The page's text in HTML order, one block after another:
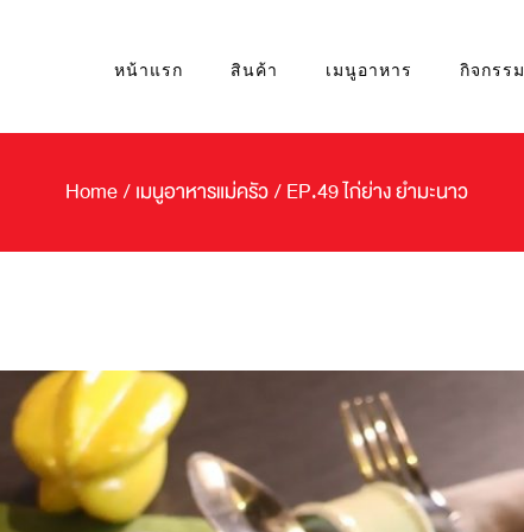
หน้าแรก สินค้า เมนูอาหาร กิจกรรม
Home/ เมนูอาหารแม่ครัว/ EP.49 ไก่ย่าง ยำมะนาว